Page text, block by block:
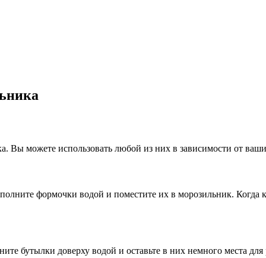
Вы можете использовать любой из них в зависимости от
формочки водой и поместите их в морозильник. Когда
бутылки доверху водой и оставьте в них немного места